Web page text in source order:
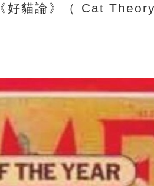
好貓論》（ Cat